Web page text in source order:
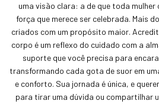
uma visão clara: a de que toda
força que merece ser celebrada. Mais
criados com um propósito maior.
corpo é um reflexo do cuidado com a
suporte que você precisa para
transformando cada gota de suor em
e conforto. Sua jornada é única, e
para tirar uma dúvida ou compartilhar